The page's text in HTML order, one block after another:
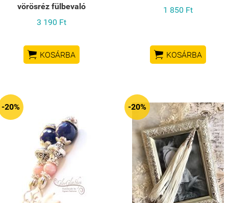
vörösréz fülbevaló
3 190 Ft
 KOSÁRBA
1 850 Ft
 KOSÁRBA
-20% -20%